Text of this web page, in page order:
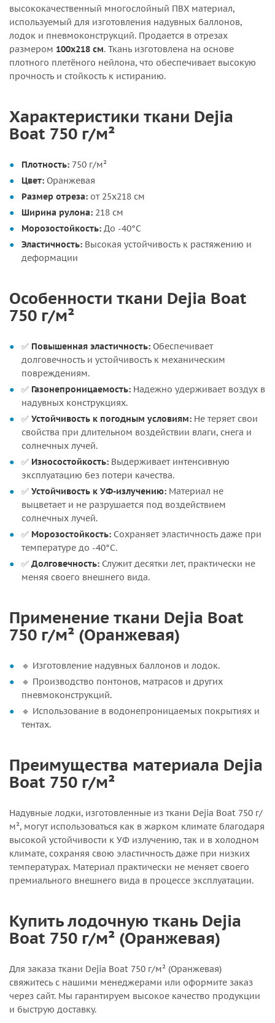
высококачественный многослойный ПВХ материал,
используемый для изготовления надувных баллонов,
лодок и пневмоконструкций. Продается в отрезах
размером 100х218 см. Ткань изготовлена на основе
плотного плетёного нейлона, что обеспечивает высокую
прочность и стойкость к истиранию.
Характеристики ткани Dejia
Boat 750 г/м²
Плотность: 750 г/м²
Цвет: Оранжевая
Размер отреза: от 25х218 см
Ширина рулона: 218 см
Морозостойкость: До -40°C
Эластичность: Высокая устойчивость к растяжению и
деформации
Особенности ткани Dejia Boat
750 г/м²
✅ Повышенная эластичность: Обеспечивает
долговечность и устойчивость к механическим
повреждениям.
✅ Газонепроницаемость: Надежно удерживает воздух в
надувных конструкциях.
✅ Устойчивость к погодным условиям: Не теряет свои
свойства при длительном воздействии влаги, снега и
солнечных лучей.
✅ Износостойкость: Выдерживает интенсивную
эксплуатацию без потери качества.
✅ Устойчивость к УФ-излучению: Материал не
выцветает и не разрушается под воздействием
солнечных лучей.
✅ Морозостойкость: Сохраняет эластичность даже при
температуре до -40°C.
✅ Долговечность: Служит десятки лет, практически не
меняя своего внешнего вида.
Применение ткани Dejia Boat
750 г/м² (Оранжевая)
🔹 Изготовление надувных баллонов и лодок.
🔹 Производство понтонов, матрасов и других
пневмоконструкций.
🔹 Использование в водонепроницаемых покрытиях и
тентах.
Преимущества материала Dejia
Boat 750 г/м²
Надувные лодки, изготовленные из ткани Dejia Boat 750 г/
м², могут использоваться как в жарком климате благодаря
высокой устойчивости к УФ излучению, так и в холодном
климате, сохраняя свою эластичность даже при низких
температурах. Материал практически не меняет своего
премиального внешнего вида в процессе эксплуатации.
Купить лодочную ткань Dejia
Boat 750 г/м² (Оранжевая)
Для заказа ткани Dejia Boat 750 г/м² (Оранжевая)
свяжитесь с нашими менеджерами или оформите заказ
через сайт. Мы гарантируем высокое качество продукции
и быструю доставку.